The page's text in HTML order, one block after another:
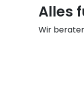
Alles
Wir